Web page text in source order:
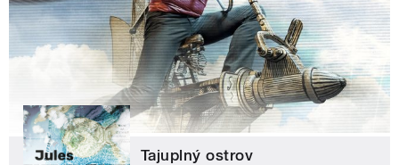
Tajuplný ostrov